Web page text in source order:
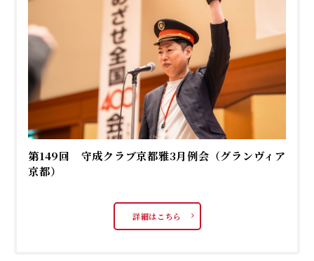
第149回 守成クラブ京都雅3月例会（グランヴィア
京都）
詳細はこちら